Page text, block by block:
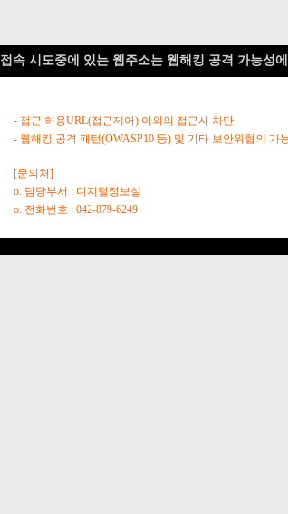
접속 시도중에 있는 웹주소는 웹해킹 공격 가능성
- 접근 허용URL(접근제어) 이외의 접근시 차단
- 웹해킹 공격 패턴(OWASP10 등) 및 기타 보안위협의 가
[문의처]
o. 담당부서 : 디지털정보실
o. 전화번호 : 042-879-6249